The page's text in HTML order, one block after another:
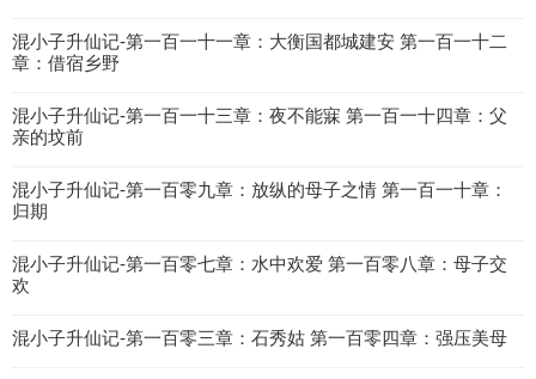
混小子升仙记-第一百一十一章：大衡国都城建安 第一百一十二
章：借宿乡野
混小子升仙记-第一百一十三章：夜不能寐 第一百一十四章：父
亲的坟前
混小子升仙记-第一百零九章：放纵的母子之情 第一百一十章：
归期
混小子升仙记-第一百零七章：水中欢爱 第一百零八章：母子交
欢
混小子升仙记-第一百零三章：石秀姑 第一百零四章：强压美母